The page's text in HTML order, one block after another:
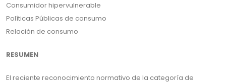
Consumidor hipervulnerable
Políticas Públicas de consumo
Relación de consumo
RESUMEN
El reciente reconocimiento normativo de la categoría de